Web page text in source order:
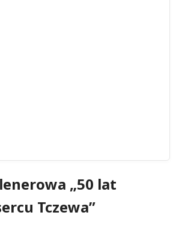
„50 lat
Tczewa”